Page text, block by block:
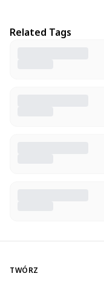
Related Tags
TWÓRZ